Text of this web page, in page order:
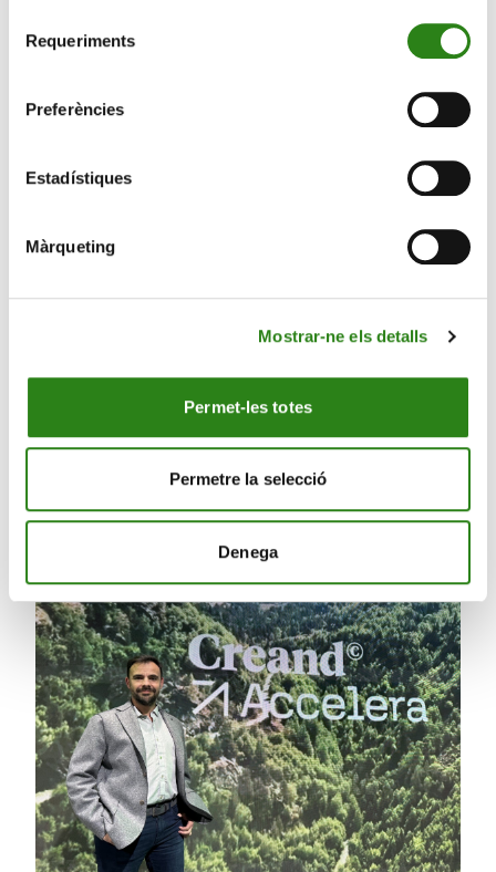
Requeriments
Preferències
Estadístiques
Màrqueting
Mostrar-ne els detalls
Permet-les totes
Permetre la selecció
Denega
programme international d’accélération en
collaboration avec Plug and Play